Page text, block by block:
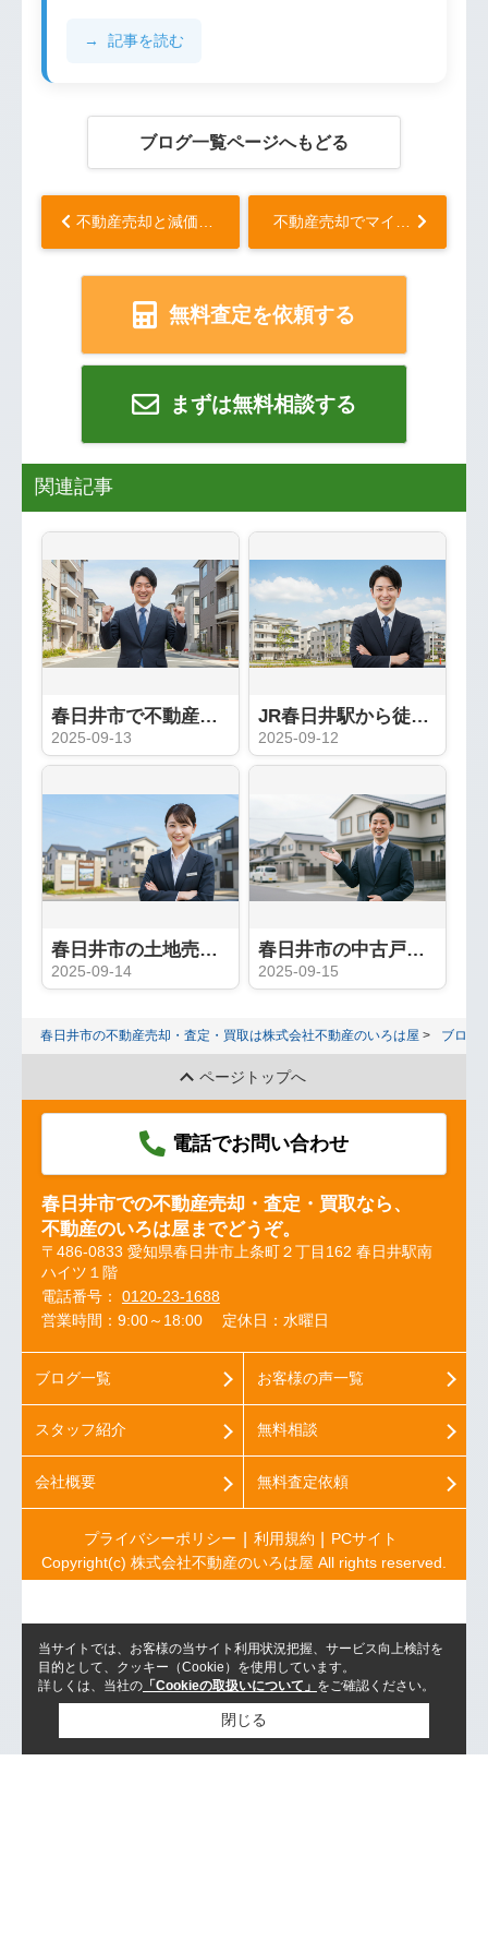
記事を読む
ブログ一覧ページへもどる
無料査定を依頼する
まずは無料相談する
関連記事
春日井市で不動産売却を成功させる完全ガイド：地域密着「いろは屋」が教える5つの秘訣
2025-09-13
JR春日井駅から徒歩1分！アクセス抜群の不動産のいろは屋をご利用ください
2025-09-12
春日井市の土地売却、高値で売るためのエリア別ポイント
2025-09-14
春日井市の中古戸建売却完全ガイド｜人気エリアと高値売却の秘訣
2025-09-15
春日井市の不動産売却・査定・買取は株式会社不動産のいろは屋 ブログ
ページトップへ
電話でお問い合わせ
春日井市での不動産売却・査定・買取なら、
不動産のいろは屋までどうぞ。
〒486-0833 愛知県春日井市上条町２丁目162 春日井駅南
ハイツ１階
電話番号： 0120-23-1688
営業時間：9:00～18:00
定休日：水曜日
ブログ一覧
スタッフ紹介
会社概要
お客様の声一覧
無料相談
無料査定依頼
プライバシーポリシー 利用規約
PCサイト
Copyright(c) 株式会社不動産のいろは屋 All rights reserved.
当サイトでは、お客様の当サイト利用状況把握、サービス向上検討を
目的として、クッキー（Cookie）を使用しています。
詳しくは、当社の 「Cookieの取扱いについて」 をご確認ください。
閉じる